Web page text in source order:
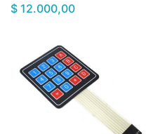
$ 12.000,00